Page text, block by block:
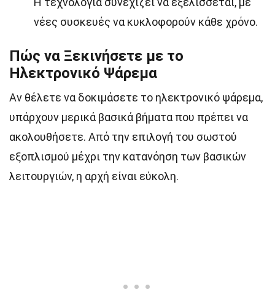
νέες συσκευές να κυκλοφορούν κάθε χρόνο.
Πώς να Ξεκινήσετε με το
Ηλεκτρονικό Ψάρεμα
Αν θέλετε να δοκιμάσετε το ηλεκτρονικό ψάρεμα,
υπάρχουν μερικά βασικά βήματα που πρέπει να
ακολουθήσετε. Από την επιλογή του σωστού
εξοπλισμού μέχρι την κατανόηση των βασικών
λειτουργιών, η αρχή είναι εύκολη.